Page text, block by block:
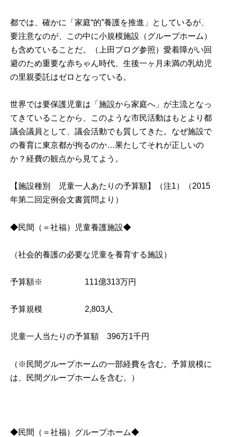
都では、確かに「家庭“的”養護を推進」としているが、
要注意なのが、この中に小規模施設（グループホーム）
も含めていることだ。（上田 ブログ参照）愛着障がい回
避のため重要な赤ちゃん時代、生後一ヶ月未満の乳幼児
の里親委託はゼロとなっている。
世界では要保護児童は「施設から家庭へ」が主流となっ
てきていることから、このような市民活動はもとより都
議会議員として、議会活動でも質してきた。なぜ施設で
の養育に東京都が拘るのか…果たしてそれが正しいの
か？経費の観点から見てよう。
【施設種別 児童一人あたりの予算額】（注1）（2015
年第二回定例会文書質問より）
◆民間（＝社福）児童養護施設◆
（社会的養護の必要な児童を養育する施設）
予算額※ 111億313万円
予算規模 2,803人
児童一人当たりの予算額 396万1千円
（※民間グループホームの一部経費を含む。予算規模に
は、民間グループホームを含む。）
◆民間（＝社福）グループホーム◆